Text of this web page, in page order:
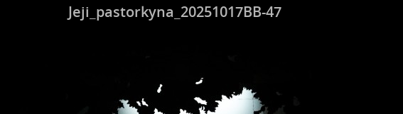
Jeji_pastorkyna_20251017BB-47